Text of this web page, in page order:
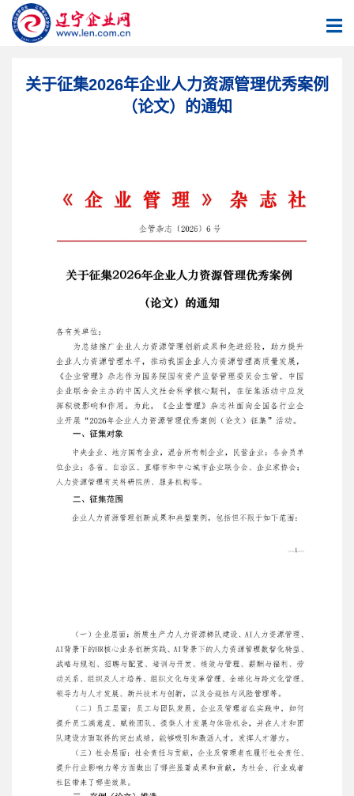
关于征集2026年企业人力资源管理优秀案例
（论文）的通知